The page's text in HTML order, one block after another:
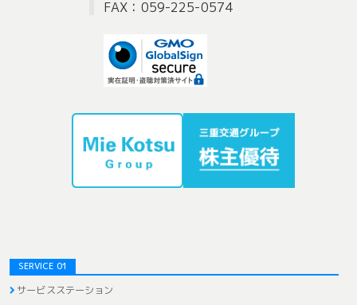
FAX：059-225-0574
SERVICE 01
サービスステーション